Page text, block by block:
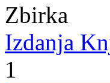
Zbirka
Izdanja
1